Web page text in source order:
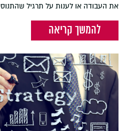
את העבודה או לענות על תרגיל
להמשך קריאה